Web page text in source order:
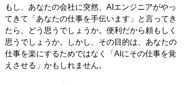
もし、あなたの会社に突然、AIエンジニアがやっ
てきて「あなたの仕事を手伝います」と言ってき
たら、どう思うでしょうか。便利だから頼もしく
思うでしょうか。しかし、その目的は、あなたの
仕事を楽にするためではなく「AIにその仕事を覚
えさせる」かもしれません。